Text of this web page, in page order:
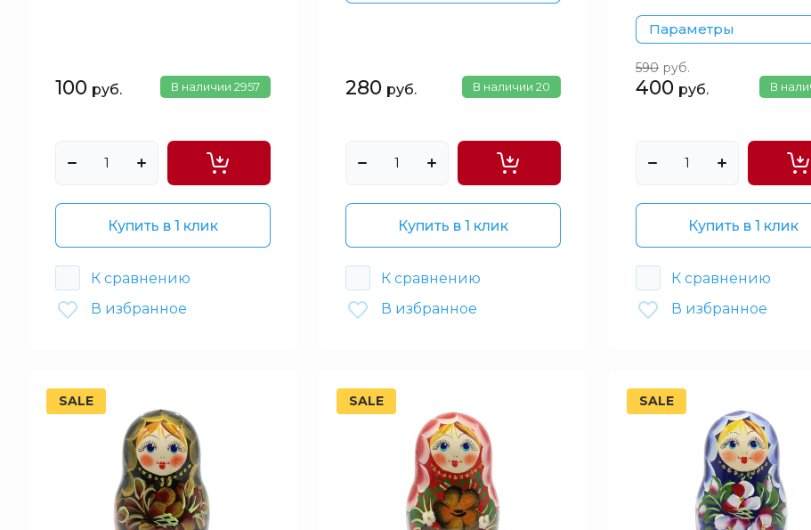
В наличии 2957
100 руб.
Купить в 1 клик
К сравнению
В избранное
В наличии 20
280 руб.
Купить в 1 клик
К сравнению
В избранное
Параметры
В
590 руб.
400 руб.
Купить в 1 клик
К сравнению
В избранное
SALE SALE SALE